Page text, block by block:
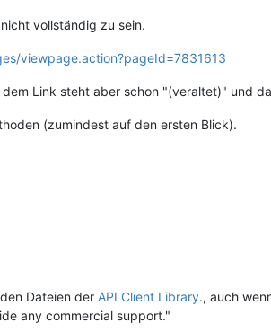
vollständig zu sein.
viewpage.action?pageId=7831613
Link steht aber schon "(veraltet)" und
(zumindest auf den ersten Blick).
Dateien der API Client Library., auch
any commercial support."